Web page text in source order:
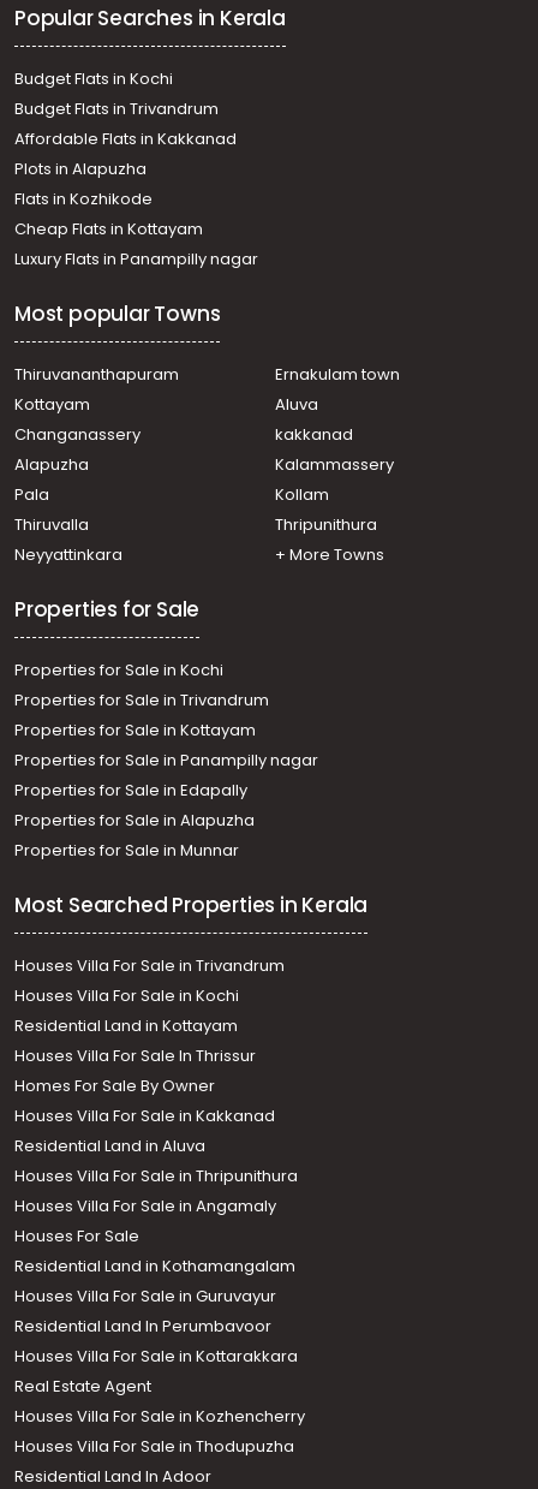
Vizhinjam
Commercial Land for Sale in Trivandrum, Vizhinjam,
Vizhinjam
Commercial Land for Sale in Trivandrum, Vizhinjam,
Vizhinjam
Commercial Land for Sale in Trivandrum, Kovalam,
Kovalam
Commercial Land for Sale in Trivandrum, Kovalam,
Kovalam
Commercial Land for Sale in Trivandrum, Kovalam,
Kovalam
Vizhinjam
Commercial Land for Sale in Trivandrum, Kovalam,
Kovalam
Commercial Land for Sale in Trivandrum,
Commercial Land for Sale in Trivandrum, Vizhinjam,
Vizhinjam
Commercial Land for Sale in Trivandrum, Kovalam,
Kovalam
Commercial Land for Sale in Trivandrum, Vizhinjam,
Popular Searches in Kerala
Budget Flats in Kochi
Budget Flats in Trivandrum
Affordable Flats in Kakkanad
Plots in Alapuzha
Flats in Kozhikode
Cheap Flats in Kottayam
Luxury Flats in Panampilly nagar
Most popular Towns
Thiruvananthapuram
Ernakulam town
Kottayam
Aluva
Changanassery
kakkanad
Alapuzha
Kalammassery
Pala
Kollam
Thiruvalla
Thripunithura
Neyyattinkara
+ More Towns
Properties for Sale
Properties for Sale in Kochi
Properties for Sale in Trivandrum
Properties for Sale in Kottayam
Properties for Sale in Panampilly nagar
Properties for Sale in Edapally
Properties for Sale in Alapuzha
Properties for Sale in Munnar
Most Searched Properties in Kerala
Houses Villa For Sale in Trivandrum
Houses Villa For Sale in Kochi
Residential Land in Kottayam
Houses Villa For Sale In Thrissur
Homes For Sale By Owner
Houses Villa For Sale in Kakkanad
Residential Land in Aluva
Houses Villa For Sale in Thripunithura
Houses Villa For Sale in Angamaly
Houses For Sale
Residential Land in Kothamangalam
Houses Villa For Sale in Guruvayur
Residential Land In Perumbavoor
Houses Villa For Sale in Kottarakkara
Real Estate Agent
Houses Villa For Sale in Kozhencherry
Houses Villa For Sale in Thodupuzha
Residential Land In Adoor